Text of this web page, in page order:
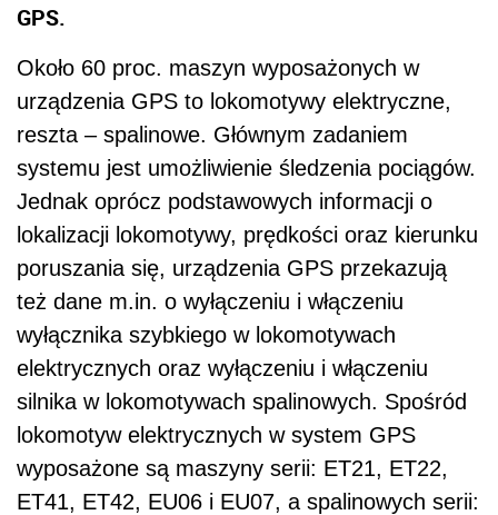
GPS.
Około 60 proc. maszyn wyposażonych w
urządzenia GPS to lokomotywy elektryczne,
reszta – spalinowe. Głównym zadaniem
systemu jest umożliwienie śledzenia pociągów.
Jednak oprócz podstawowych informacji o
lokalizacji lokomotywy, prędkości oraz kierunku
poruszania się, urządzenia GPS przekazują
też dane m.in. o wyłączeniu i włączeniu
wyłącznika szybkiego w lokomotywach
elektrycznych oraz wyłączeniu i włączeniu
silnika w lokomotywach spalinowych. Spośród
lokomotyw elektrycznych w system GPS
wyposażone są maszyny serii: ET21, ET22,
ET41, ET42, EU06 i EU07, a spalinowych serii: